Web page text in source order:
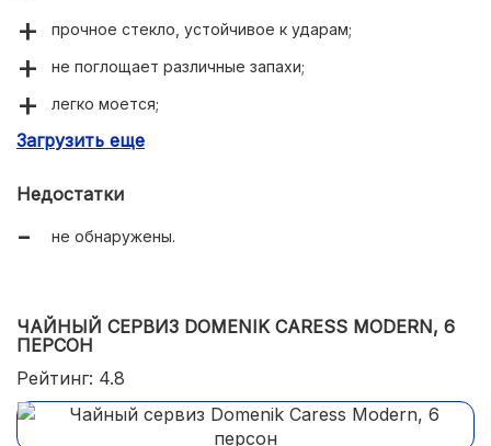
прочное стекло, устойчивое к ударам;
не поглощает различные запахи;
легко моется;
можно использовать в СВЧ и посудомойках;
Загрузить еще
Недостатки
не обнаружены.
ЧАЙНЫЙ СЕРВИЗ DOMENIK CARESS MODERN, 6
ПЕРСОН
Рейтинг: 4.8